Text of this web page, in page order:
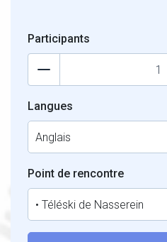
Participants
Langues
Anglais
Point de rencontre
• Téléski de Nasserein